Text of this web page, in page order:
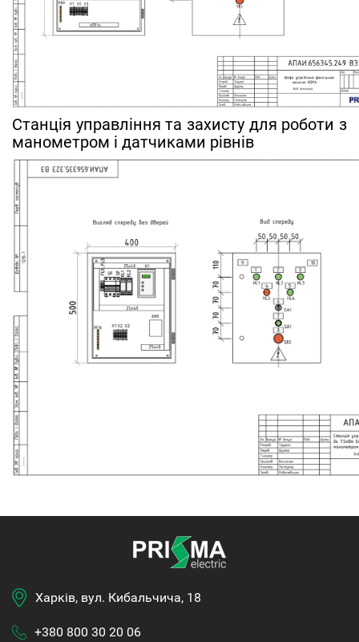
Станція управління та захисту для роботи з
манометром і датчиками рівнів
Харків, вул. Кибальчича, 18
+380 800 30 20 06